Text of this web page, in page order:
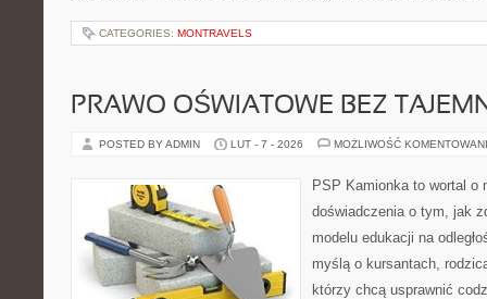
CATEGORIES: MONTRAVELS
PRAWO OŚWIATOWE BEZ
POSTED BY ADMIN LUT - 7 - 2026 MOŻLIWOŚĆ
PSP Kamionka to wortal o
doświadczenia o tym, jak
modelu edukacji na
myślą o kursantach,
którzy chcą usprawnić